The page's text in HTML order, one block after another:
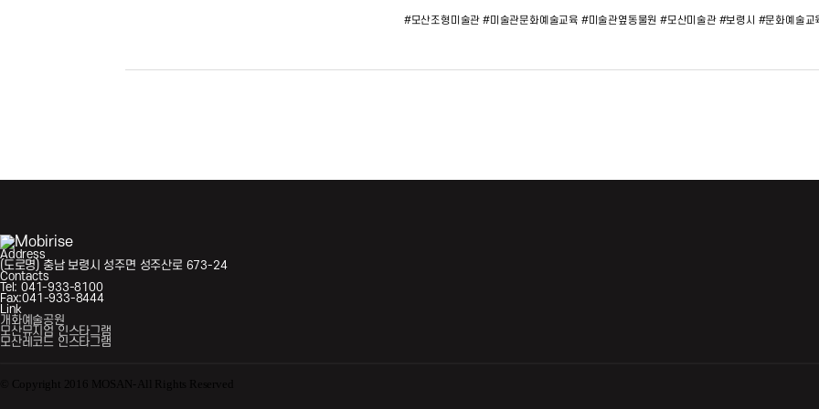
#모산조형미술관 #미술관문화예술교육 #미술관옆동물원 #모산미술관 #보령시 #문화예술교
Address
(도로명) 충남 보령시 성주면 성주산로 673-24
Contacts
Tel: 041-933-8100
Fax:041-933-8444
Link
개화예술공원
모산뮤지엄 인스타그램
모산레코드 인스타그램
© Copyright 2016 MOSAN- All Rights Reserved